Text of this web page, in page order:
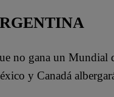
no gana un Mundial
y Canadá